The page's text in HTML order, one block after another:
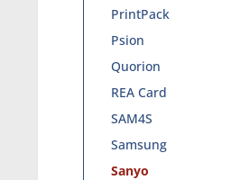
PrintPack
Psion
Quorion
REA Card
SAM4S
Samsung
Sanyo